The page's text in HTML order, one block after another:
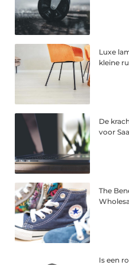
Luxe
kleine
De
voor
The
Is een